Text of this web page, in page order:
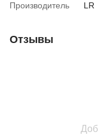
Производитель
LR
Отзывы